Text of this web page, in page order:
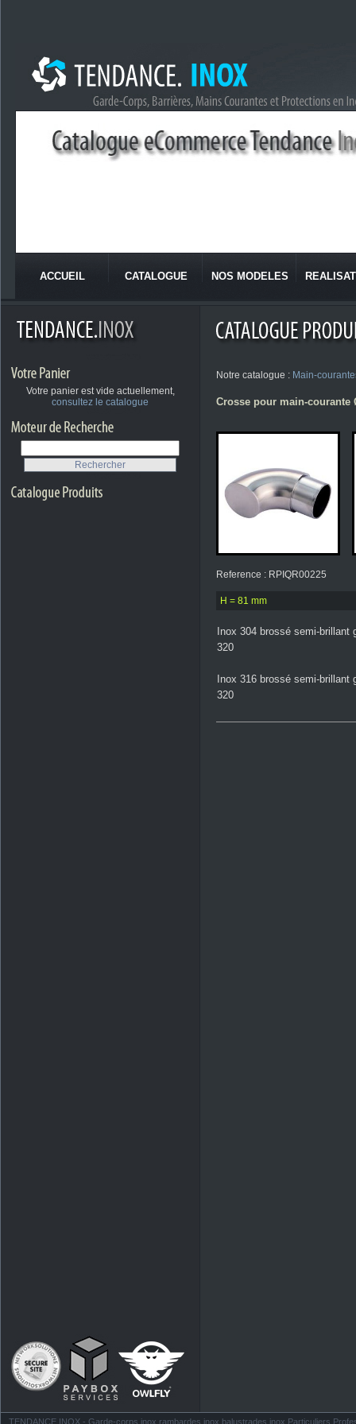
ACCUEIL CATALOGUE NOS MODELES
Votre panier est vide actuellement,
consultez le catalogue
Notre catalogue : Main-
Crosse pour main-courante
Reference : RPIQR00225
H = 81 mm
Inox 304 brossé semi-brillant
320
Inox 316 brossé semi-brillant
320
TENDANCE INOX - Garde-corps inox rambardes inox balustrades inox Particuliers